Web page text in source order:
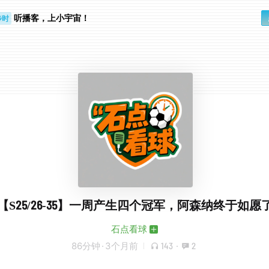
时 听播客，上小宇宙！
S25/26-35】一周产生四个冠军，阿森纳终于如愿
石点看球
86分钟 · 3个月前 143 · 2